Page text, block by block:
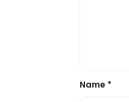
Name *